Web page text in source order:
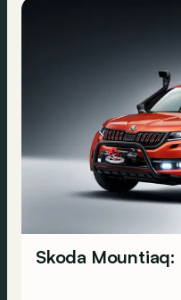
Skoda